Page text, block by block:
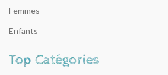
Femmes
Enfants